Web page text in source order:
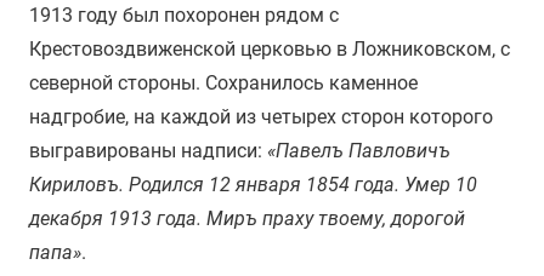
1913 году был похоронен рядом с
Крестовоздвиженской церковью в Ложниковском, с
северной стороны. Сохранилось каменное
надгробие, на каждой из четырех сторон которого
выгравированы надписи: «Павелъ Павловичъ
Кириловъ. Родился 12 января 1854 года. Умер 10
декабря 1913 года. Миръ праху твоему, дорогой
папа».